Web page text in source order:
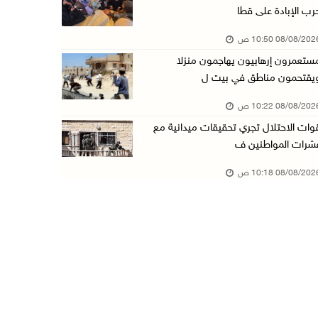
ارتفاع أسعار النفط
08/آب/2026 08:21 ص
الإبادة على قطا
08/2026 10:50 ص
إرهابيون يهاجمون منزلا
مناطق في بيت ل
08/2026 10:22 ص
الاحتلال تجري تحقيقات ميدانية مع
المواطنين ف
08/2026 10:18 ص